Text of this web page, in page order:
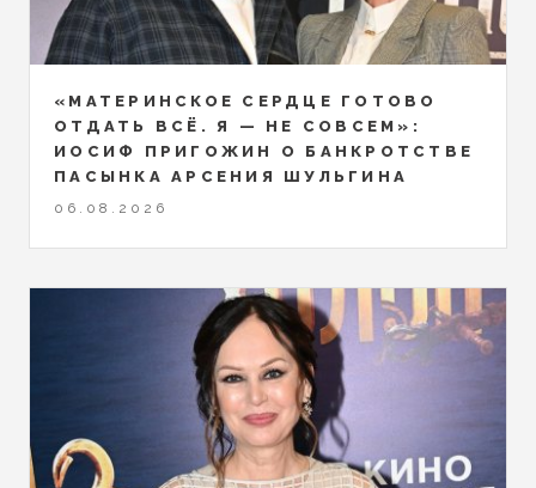
«МАТЕРИНСКОЕ СЕРДЦЕ ГОТОВО
ОТДАТЬ ВСЁ. Я — НЕ СОВСЕМ»:
ИОСИФ ПРИГОЖИН О БАНКРОТСТВЕ
ПАСЫНКА АРСЕНИЯ ШУЛЬГИНА
06.08.2026